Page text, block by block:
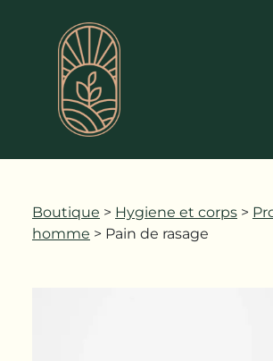
Boutique > Hygiene et corps >
homme > Pain de rasage